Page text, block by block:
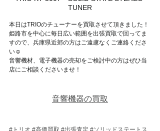
TUNER
本日はTRIOのチューナーを買取させて頂きました！
姫路市を中心に毎日広い範囲を出張買取で回ってま
すので、兵庫県近郊の方はご遠慮なくご連絡くださ
い☺
音響機材、電子機器の売却をご検討中の方はぜひ当
店にご相談くださいませ！
音響機器の買取
#トリオ #高価買取 #出張査定 #ソリッドステートス